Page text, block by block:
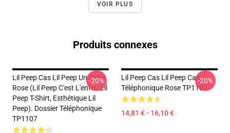
VOIR PLUS
Produits connexes
Lil Peep Cas Lil Peep Un Enfer
Rose (Lil Peep C'est L'enfer. Lil
Peep T-Shirt, Esthétique Lil
Peep). Dossier Téléphonique
TP1107
-20%
Lil Peep Cas Lil Peep Cas
Téléphonique Rose TP1107
14,81 € - 16,10 €
-20%